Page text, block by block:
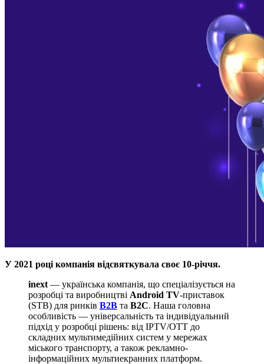
У 2021 році компанія відсвяткувала своє 10-річчя.
inext — українська компанія, що спеціалізується на
розробці та виробництві Android TV-приставок
(STB) для ринків B2B та B2C. Наша головна
особливість — універсальність та індивідуальний
підхід у розробці рішень: від IPTV/OTT до
складних мультимедійних систем у мережах
міського транспорту, а також рекламно-
інформаційних мультиекранних платформ.